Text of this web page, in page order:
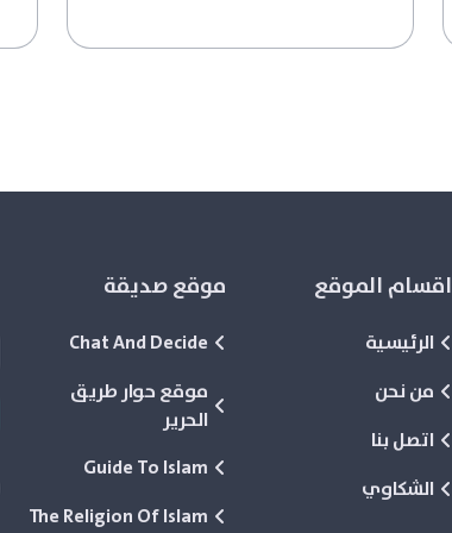
اقسام الموقع
الرئيسية
من نحن
اتصل بنا
الشكاوي
موقع صديقة
Chat And Decide
موقع حوار طريق
الحرير
Guide To Islam
The Religion Of Islam